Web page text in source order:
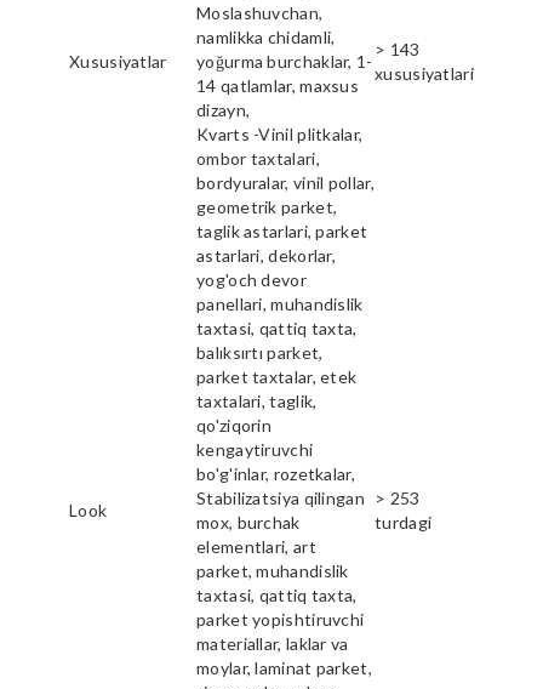
Xususiyatlar
Moslashuvchan,
namlikka chidamli,
yoğurma burchaklar, 1-
14 qatlamlar, maxsus
dizayn,
> 143
xususiyatlari
Look
Kvarts -Vinil plitkalar,
ombor taxtalari,
bordyuralar, vinil pollar,
geometrik parket,
taglik astarlari, parket
astarlari, dekorlar,
yog'och devor
panellari, muhandislik
taxtasi, qattiq taxta,
balıksırtı parket,
parket taxtalar, etek
taxtalari, taglik,
qo'ziqorin
kengaytiruvchi
bo'g'inlar, rozetkalar,
Stabilizatsiya qilingan
mox, burchak
elementlari, art
parket, muhandislik
taxtasi, qattiq taxta,
parket yopishtiruvchi
materiallar, laklar va
moylar, laminat parket,
> 253
turdagi